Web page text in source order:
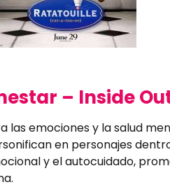
– Inside
las emociones y la salud
en personajes
y el autocuidado,